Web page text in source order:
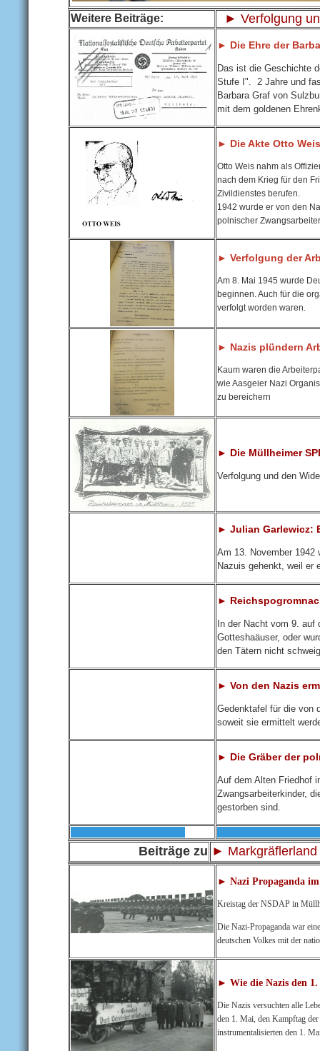
Weitere Beiträge: ► Verfolgung
► Die Ehre der
Das ist die Geschichte
Stufe I". 2 Jahre und
Barbara Graf von
mit dem goldenen
► Die Akte Otto Weis
Otto Weis nahm als
nach dem Krieg für den
Zivildienstes berufen.
1942 wurde er von den
polnischer
► Verfolgung der
Am 8. Mai 1945 wurde
beginnen. Auch für die
verfolgt worden waren.
► Nazis plündern
Kaum waren die
wie Aasgeier Nazi
zu bereichern
► Die Müllheimer
Verfolgung und den
► Julian Garlewicz:
Am 13. November 1942
Nazuis gehenkt, weil er
►
In der Nacht vom 9. auf
Gotteshaäuser, oder
den Tätern nicht
► Von den Nazis
Gedenktafel für die von
soweit sie ermittelt
► Die Gräber der
Auf dem Alten Friedhof
Zwangsarbeiterkinder,
gestorben sind.
Beiträge zu ► Markgräflerland
► Nazi Propaganda
Kreistag der NSDAP in
Die Nazi-Propaganda war
deutschen Volkes mit der
► Wie die Nazis den 1.
Die Nazis versuchten alle
den 1. Mai, den Kampftag
instrumentalisierten den 1.